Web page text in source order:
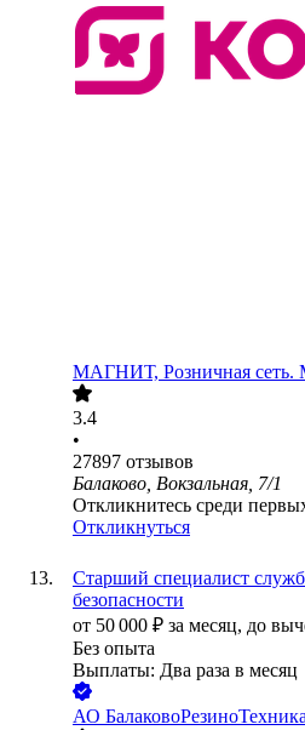
МАГНИТ, Розничная сеть.
3.4
•
27897 отзывов
Балаково, Вокзальная, 7/1
Откликнитесь среди
Откликнуться
Старший специалист
безопасности
от 50 000 ₽ за месяц, до
Без опыта
Выплаты: Два раза в месяц
АО БалаковоРезиноТехника